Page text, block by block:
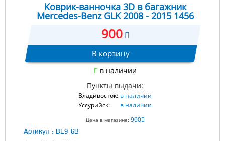
Коврик-ванночка 3D в багажник
Mercedes-Benz GLK 2008 - 2015 1456
900
В корзину
в наличии
Пункты выдачи:
Владивосток: в наличии
Уссурийск:
в наличии
Цена в магазине: 900
Артикул : BL9-6B